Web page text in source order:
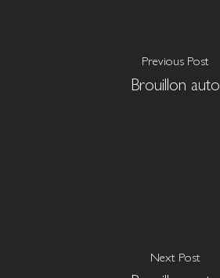
Previous Post
Brouillon auto
Next Post